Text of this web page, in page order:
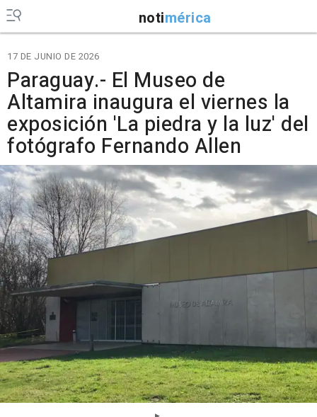
notimérica
17 DE JUNIO DE 2026
Paraguay.- El Museo de
Altamira inaugura el viernes la
exposición 'La piedra y la luz' del
fotógrafo Fernando Allen